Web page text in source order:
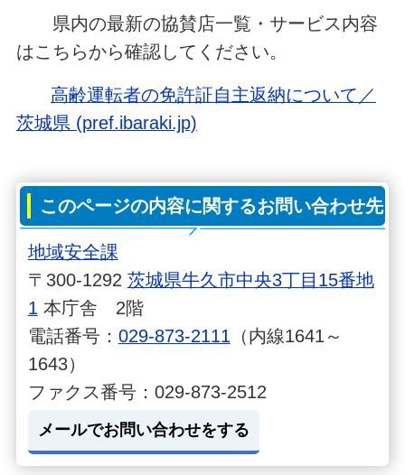
県内の最新の協賛店一覧・サービス内容
はこちらから確認してください。
高齢運転者の免許証自主返納について／
茨城県 (pref.ibaraki.jp)
このページの内容に関するお問い合わせ先
地域安全課
〒300-1292 茨城県牛久市中央3丁目15番地
1 本庁舎 2階
電話番号： 029-873-2111 （内線1641～
1643）
ファクス番号：029-873-2512
メールでお問い合わせをする